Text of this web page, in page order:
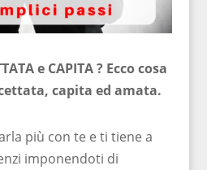
e CAPITA ? Ecco cosa
capita ed amata.
più con te e ti tiene a
imponendoti di